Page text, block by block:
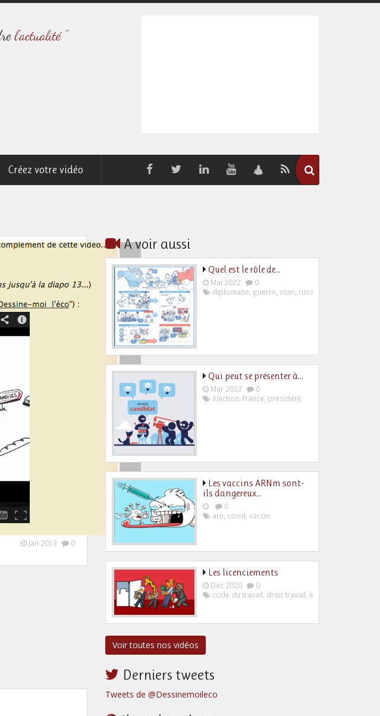
Créez votre vidéo
Jan 2013 0
A voir aussi
Quel est le rôle de…
Mai 2022
0
diplomatie guerre otan russie
Qui peut se présenter à…
Mar 2022
0
élection france président
Les vaccins ARNm sont-
ils dangereux…
0
arn covid vaccin
Les licenciements
Déc 2020
0
code du travail droit travail employeur
Voir toutes nos vidéos
Derniers tweets
Tweets de @Dessinemoileco